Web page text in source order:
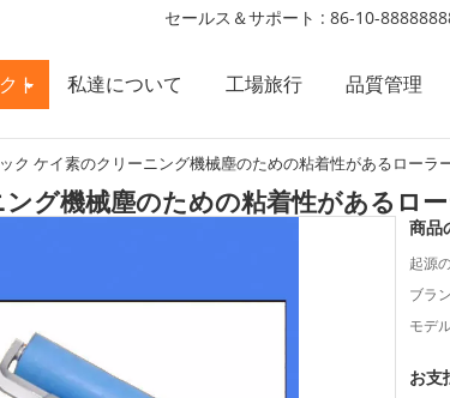
セールス＆サポート : 86-10-
ト 私達について 工場旅行 品質管理
ク ケイ素のクリーニング機械塵のための粘着性があるローラ
グ機械塵のための粘着性があるロ
商品
起源
ブラ
モデ
お支